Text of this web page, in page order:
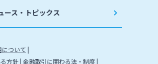
ース・トピックス
ついて
方針 金融取引に関わる法・制度